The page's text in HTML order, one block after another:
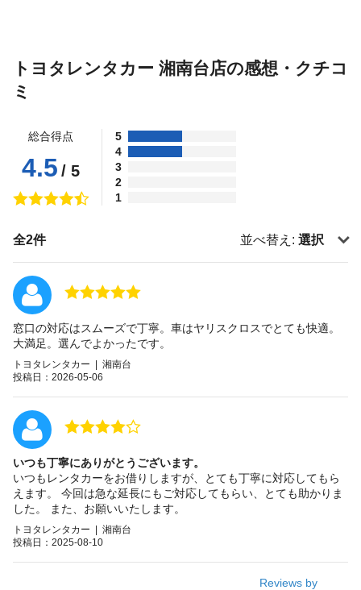
トヨタレンタカー 湘南台店の感想・クチコ
ミ
総合得点
4.5 / 5
5
4
3
2
1
全2件 並べ替え: 選択
窓口の対応はスムーズで丁寧。車はヤリスクロスでとても快適。
大満足。選んでよかったです。
トヨタレンタカー | 湘南台
投稿日：2026-05-06
いつも丁寧にありがとうございます。
いつもレンタカーをお借りしますが、とても丁寧に対応してもら
えます。 今回は急な延長にもご対応してもらい、とても助かりま
した。 また、お願いいたします。
トヨタレンタカー | 湘南台
投稿日：2025-08-10
Reviews by